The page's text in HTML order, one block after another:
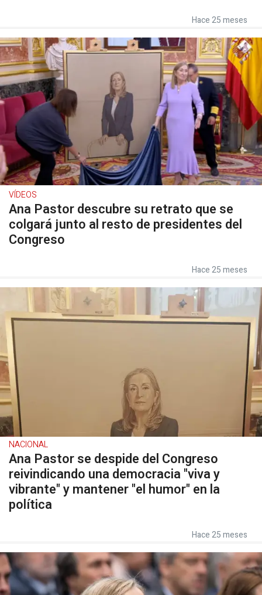
Hace 25 meses
VÍDEOS
Ana Pastor descubre su retrato que se
colgará junto al resto de presidentes del
Congreso
Hace 25 meses
NACIONAL
Ana Pastor se despide del Congreso
reivindicando una democracia "viva y
vibrante" y mantener "el humor" en la
política
Hace 25 meses